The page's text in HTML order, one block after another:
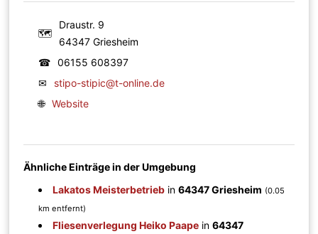
🗺
Draustr. 9
64347 Griesheim
☎
06155 608397
✉
stipo-stipic@t-online.de
🌐 Website
Ähnliche Einträge in der Umgebung
Lakatos Meisterbetrieb in64347 Griesheim (0.05
km entfernt)
Fliesenverlegung Heiko Paape in64347